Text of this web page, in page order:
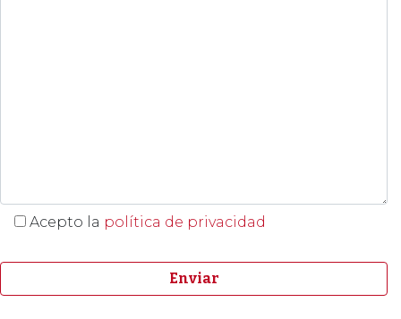
Acepto la política de privacidad